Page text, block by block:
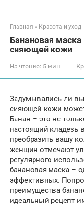
Главная » Красота и уход
Банановая
сияющей кожи
На чтение: 5 мин
Задумывались ли вы
сияющей кожи может
Банан – это не
настоящий кладезь
преобразить вашу
женщин отмечают
регулярного
банановая маска –
эффективных.
преимущества
идеальный рецепт